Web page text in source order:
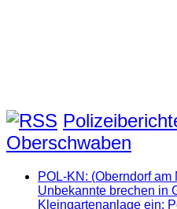
Oberschwaben
POL-KN: (Oberndorf
Unbekannte brechen in
Kleingartenanlage ein: